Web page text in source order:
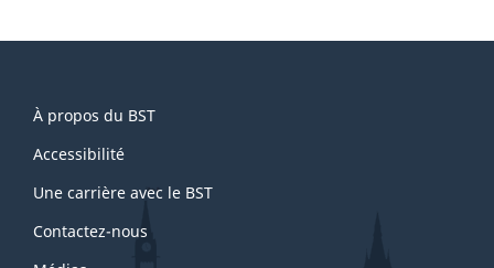
this
site
À propos du BST
Accessibilité
Une carrière avec le BST
Contactez-nous